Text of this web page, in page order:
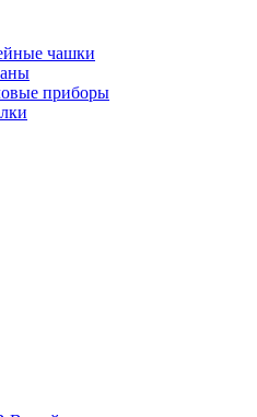
чашки
приборы